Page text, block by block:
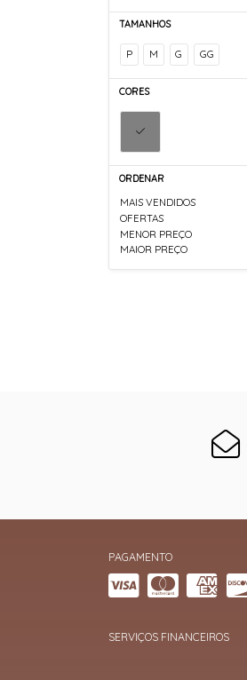
TAMANHOS
P M G GG
CORES
ORDENAR
MAIS VENDIDOS
OFERTAS
MENOR PREÇO
MAIOR PREÇO
PAGAMENTO
SERVIÇOS FINANCEIROS